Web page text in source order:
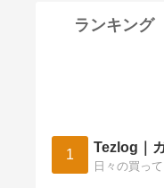
ランキング
1 Tezlog｜